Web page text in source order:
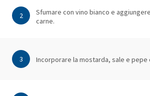
2
Sfumare con vino bianco e
carne.
3 Incorporare la mostarda, sale e pepe